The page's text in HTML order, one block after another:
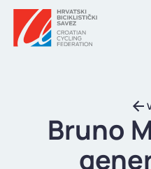
KALENDARBruno